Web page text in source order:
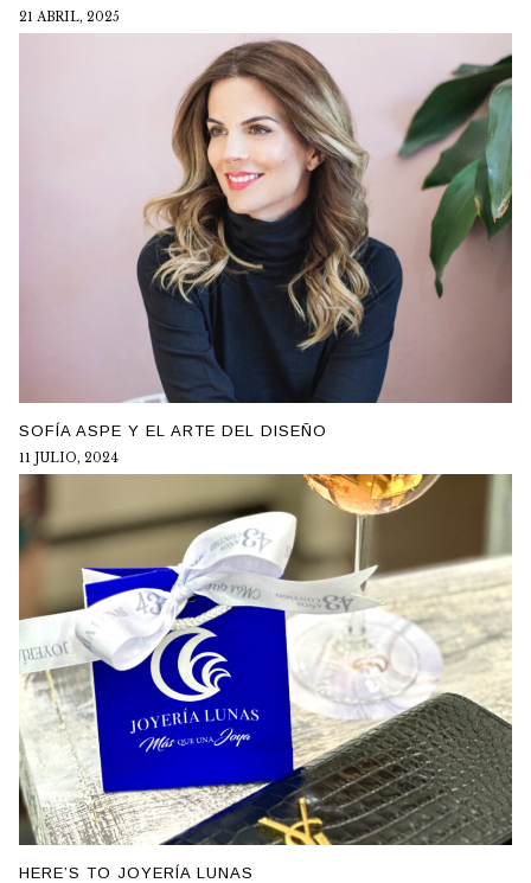
21 ABRIL, 2025
SOFÍA ASPE Y EL ARTE DEL DISEÑO
11 JULIO, 2024
HERE’S TO JOYERÍA LUNAS